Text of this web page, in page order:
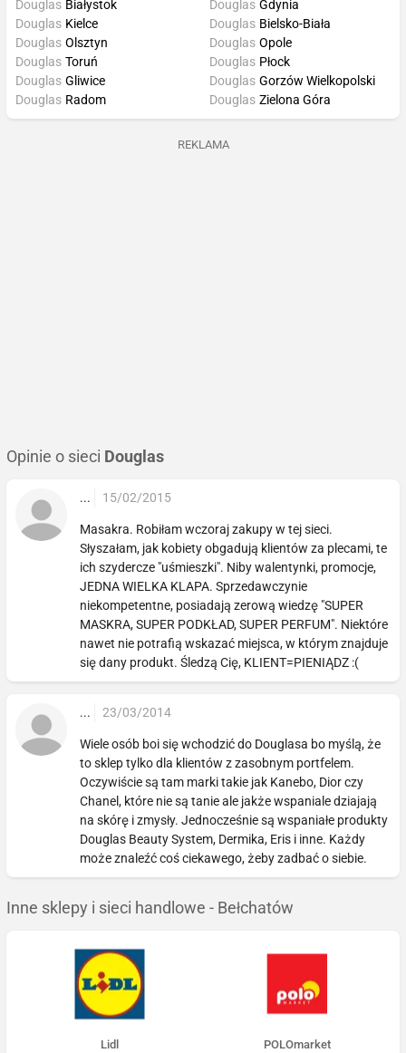
Douglas Białystok
Douglas Kielce
Douglas Gdynia
Douglas Bielsko-Biała
Douglas Olsztyn
Douglas Toruń
Douglas Gliwice
Douglas Radom
Douglas Opole
Douglas Płock
Douglas Gorzów Wielkopolski
Douglas Zielona Góra
REKLAMA
Opinie o sieci Douglas
... 15/02/2015
Masakra. Robiłam wczoraj zakupy w tej sieci.
Słyszałam, jak kobiety obgadują klientów za plecami, te
ich szydercze "uśmieszki". Niby walentynki, promocje,
JEDNA WIELKA KLAPA. Sprzedawczynie
niekompetentne, posiadają zerową wiedzę "SUPER
MASKRA, SUPER PODKŁAD, SUPER PERFUM". Niektóre
nawet nie potrafią wskazać miejsca, w którym znajduje
się dany produkt. Śledzą Cię, KLIENT=PIENIĄDZ :(
... 23/03/2014
Wiele osób boi się wchodzić do Douglasa bo myślą, że
to sklep tylko dla klientów z zasobnym portfelem.
Oczywiście są tam marki takie jak Kanebo, Dior czy
Chanel, które nie są tanie ale jakże wspaniale dziajają
na skórę i zmysły. Jednocześnie są wspaniałe produkty
Douglas Beauty System, Dermika, Eris i inne. Każdy
może znaleźć coś ciekawego, żeby zadbać o siebie.
Inne sklepy i sieci handlowe - Bełchatów
Lidl POLOmarket